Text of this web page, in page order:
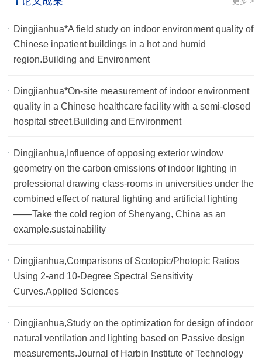
Dingjianhua*A field study on indoor environment quality of
Chinese inpatient buildings in a hot and humid
region.Building and Environment
Dingjianhua*On-site measurement of indoor environment
quality in a Chinese healthcare facility with a semi-closed
hospital street.Building and Environment
Dingjianhua,Influence of opposing exterior window
geometry on the carbon emissions of indoor lighting in
professional drawing class-rooms in universities under the
combined effect of natural lighting and artificial lighting
——Take the cold region of Shenyang, China as an
example.sustainability
Dingjianhua,Comparisons of Scotopic/Photopic Ratios
Using 2-and 10-Degree Spectral Sensitivity
Curves.Applied Sciences
Dingjianhua,Study on the optimization for design of indoor
natural ventilation and lighting based on Passive design
measurements.Journal of Harbin Institute of Technology